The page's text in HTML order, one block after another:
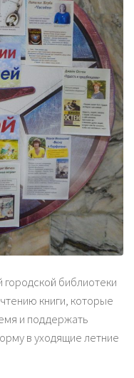
городской библиотеки
книги, которые
и поддержать
в уходящие летние